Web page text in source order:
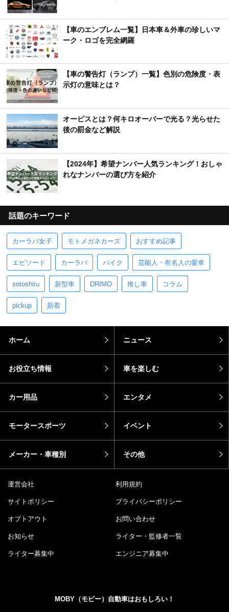
【車のエンブレム一覧】日本車＆外車の珍しいマ
ーク・ロゴを完全網羅
【車の警告灯（ランプ）一覧】色別の危険度・表
示灯の意味とは？
オービスとは？何キロオーバーで光る？光らせた
後の罰金など解説
【2024年】希望ナンバー人気ランキング！おしゃ
れなナンバーの選び方を紹介
話題のキーワード
カーラバ女子 モトメガネカーズ おすすめ記事
エピソード カーラバ バイク 芸能人・有名人の愛車
sotoshiru 新型車 DRIMO 推し車 コラム
pickup 新着
ホーム ニュース
お役立ち情報 車を楽しむ
カー用品 エンタメ
モータースポーツ イベント
メーカー・車種別 その他
運営会社 利用規約
サイトポリシー プライバシーポリシー
オプトアウト お問い合わせ
お知らせ ライター・監修者一覧
ライター募集中 エンジニア募集中
MOBY（モビー）自動車はおもしろい！